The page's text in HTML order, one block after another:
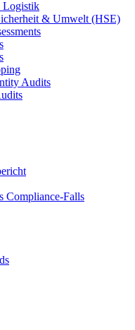
Logistik
& Umwelt (HSE)
Audits
Compliance-Falls